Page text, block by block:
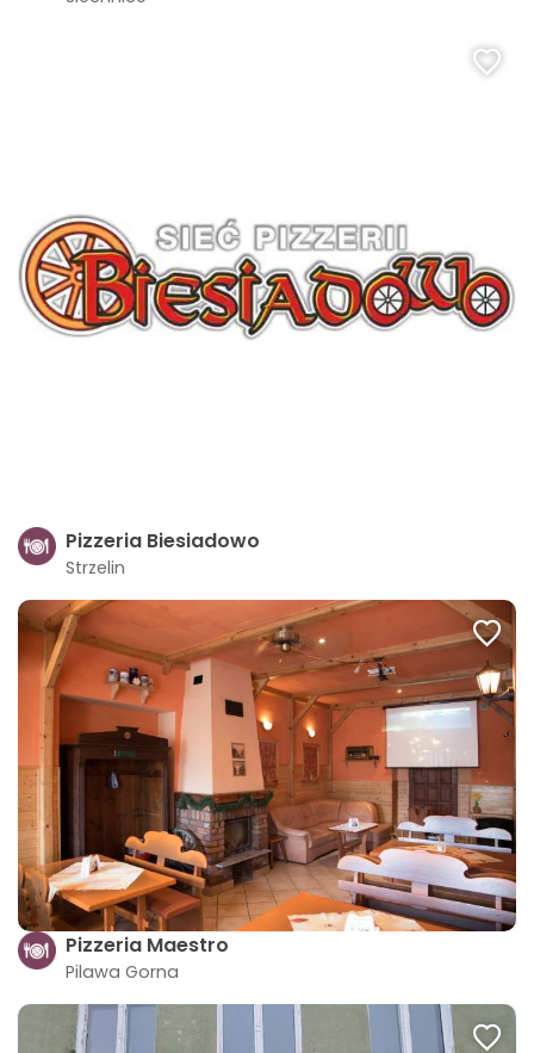
Pizzeria Biesiadowo
Strzelin
Pizzeria Maestro
Pilawa Gorna